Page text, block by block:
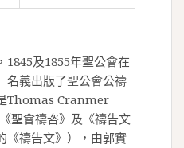
1845及1855年聖公會在
名義出版了聖公會公禱
Thomas Cranmer
聖會禱咨》及《禱告文
《禱告文》），由郭實